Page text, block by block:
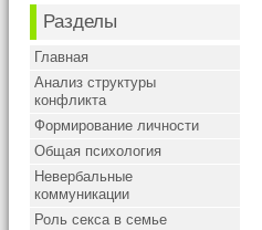
Разделы
Главная
Анализ структуры
конфликта
Формирование личности
Общая психология
Невербальные
коммуникации
Роль секса в семье